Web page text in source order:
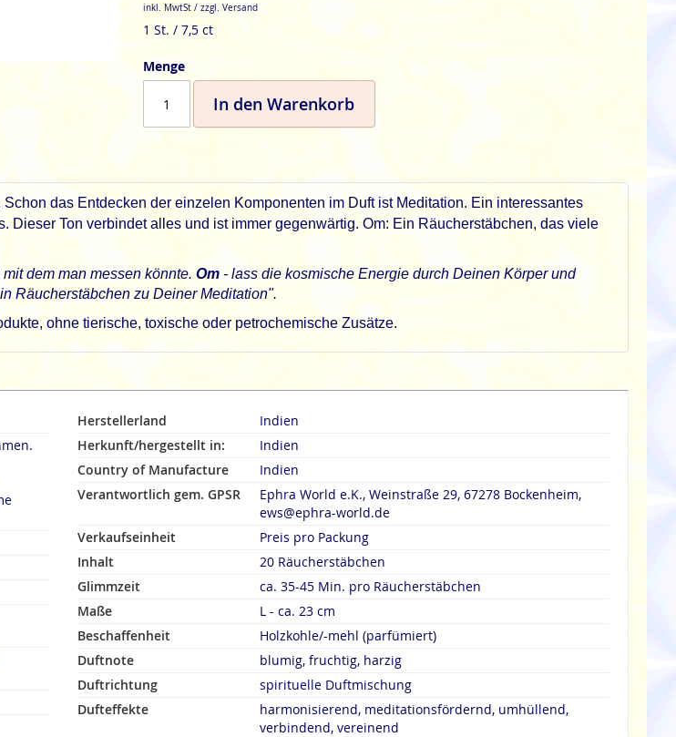
inkl. MwtSt / zzgl. Versand
1 St. / 7,5 ct
Menge
In den Warenkorb
das Entdecken der einzelen Komponenten im Duft ist Meditation. Ein interessantes
Ton verbindet alles und ist immer gegenwärtig. Om: Ein Räucherstäbchen, das viele
dem man messen könnte. Om - lass die kosmische Energie durch Deinen Körper und
Räucherstäbchen zu Deiner Meditation".
ohne tierische, toxische oder petrochemische Zusätze.
Herstellerland
Indien
Herkunft/hergestellt in:
Indien
Country of Manufacture
Indien
Verantwortlich gem. GPSR
Ephra World e.K., Weinstraße 29, 67278 Bockenheim,
ews@ephra-world.de
Verkaufseinheit
Preis pro Packung
Inhalt
20 Räucherstäbchen
Glimmzeit
ca. 35-45 Min. pro Räucherstäbchen
Maße
L - ca. 23 cm
Beschaffenheit
Holzkohle/-mehl (parfümiert)
Duftnote
blumig, fruchtig, harzig
Duftrichtung
spirituelle Duftmischung
Dufteffekte
harmonisierend, meditationsfördernd, umhüllend,
verbindend, vereinend